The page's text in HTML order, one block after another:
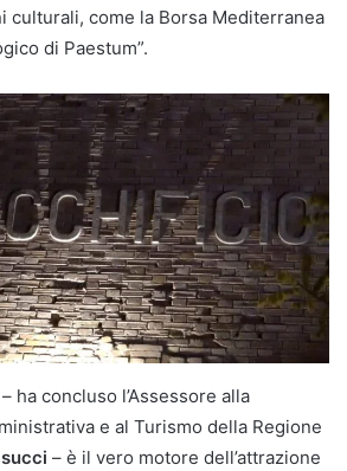
culturali, come la Borsa Mediterranea
di Paestum”.
ha concluso l’Assessore alla
e al Turismo della Regione
– è il vero motore dell’attrazione